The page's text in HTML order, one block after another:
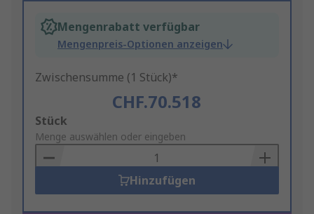
Mengenrabatt verfügbar
Mengenpreis-Optionen anzeigen
Zwischensumme (1 Stück)*
CHF.70.518
Add
to
Basket
Stück
Menge auswählen oder eingeben
Hinzufügen